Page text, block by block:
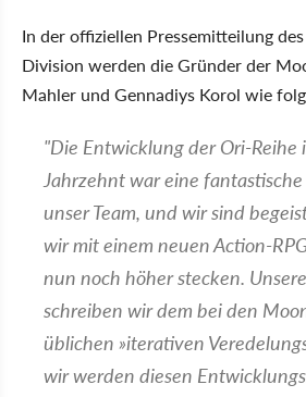
In der offiziellen Pressemitteilung
Division werden die Gründer der
Mahler und Gennadiys Korol wie
"Die Entwicklung der Ori-Reihe
Jahrzehnt war eine
unser Team, und wir sind
wir mit einem neuen Action-
nun noch höher stecken.
schreiben wir dem bei den
üblichen »iterativen
wir werden diesen